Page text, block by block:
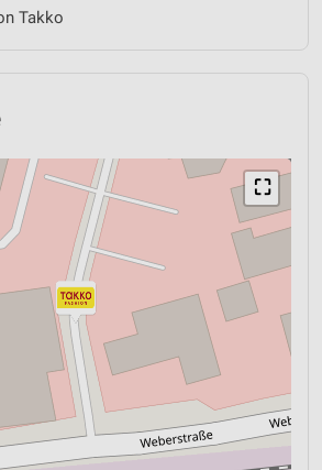
Takko
⛶